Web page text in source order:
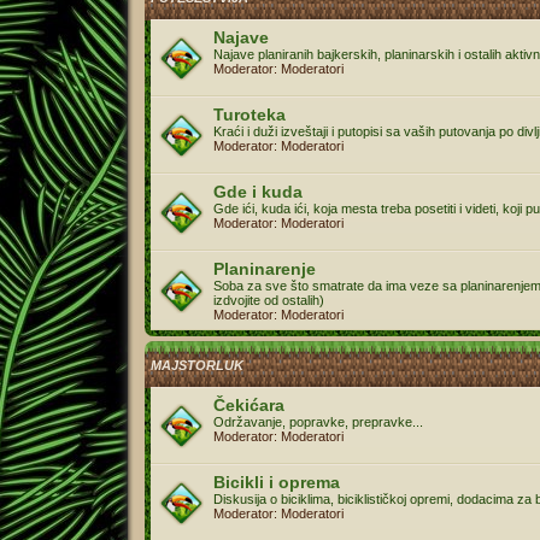
Najave
Najave planiranih bajkerskih, planinarskih i ostalih
Moderator: Moderatori
Turoteka
Kraći i duži izveštaji i putopisi sa vaših putovanja po
Moderator: Moderatori
Gde i kuda
Gde ići, kuda ići, koja mesta treba posetiti i videti, koji
Moderator: Moderatori
Planinarenje
Soba za sve što smatrate da ima veze sa
izdvojite od ostalih)
Moderator: Moderatori
MAJSTORLUK
Čekićara
Održavanje, popravke, prepravke...
Moderator: Moderatori
Bicikli i oprema
Diskusija o biciklima, biciklističkoj opremi, dodacima
Moderator: Moderatori